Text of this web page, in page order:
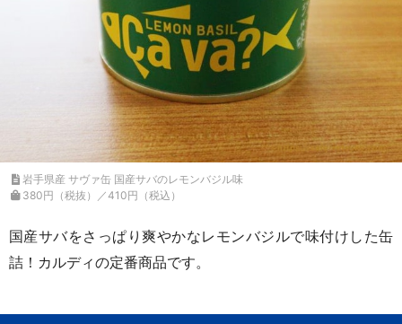
岩手県産 サヴァ缶 国産サバのレモンバジル味
380円（税抜）／410円（税込）
国産サバをさっぱり爽やかなレモンバジルで味付けした缶
詰！カルディの定番商品です。